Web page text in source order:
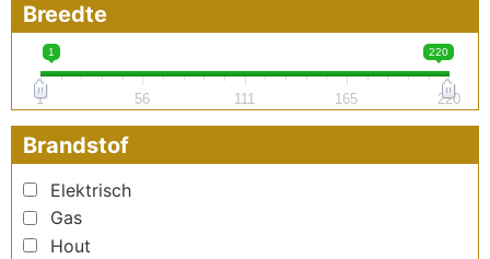
Breedte
1 220
1 56 111 165 220
Brandstof
Elektrisch
Gas
Hout